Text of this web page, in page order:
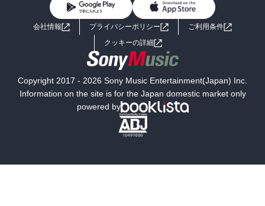
ライトノベル 男子向けラノベ
小説
海外小説
ミステリー SF
文学
よくあるご質問 お問い合わせ
会社情報 プライバシーポリシー
ご利用条件
クッキーの詳細
Copyright 2017 - 2026 Sony Music Entertainment(Japan) Inc.
Information on the site is for the Japan domestic market only
powered by